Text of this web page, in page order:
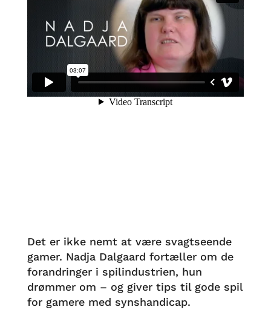
Det er ikke nemt at være svagtseende
gamer. Nadja Dalgaard fortæller om de
forandringer i spilindustrien, hun
drømmer om – og giver tips til gode spil
for gamere med synshandicap.